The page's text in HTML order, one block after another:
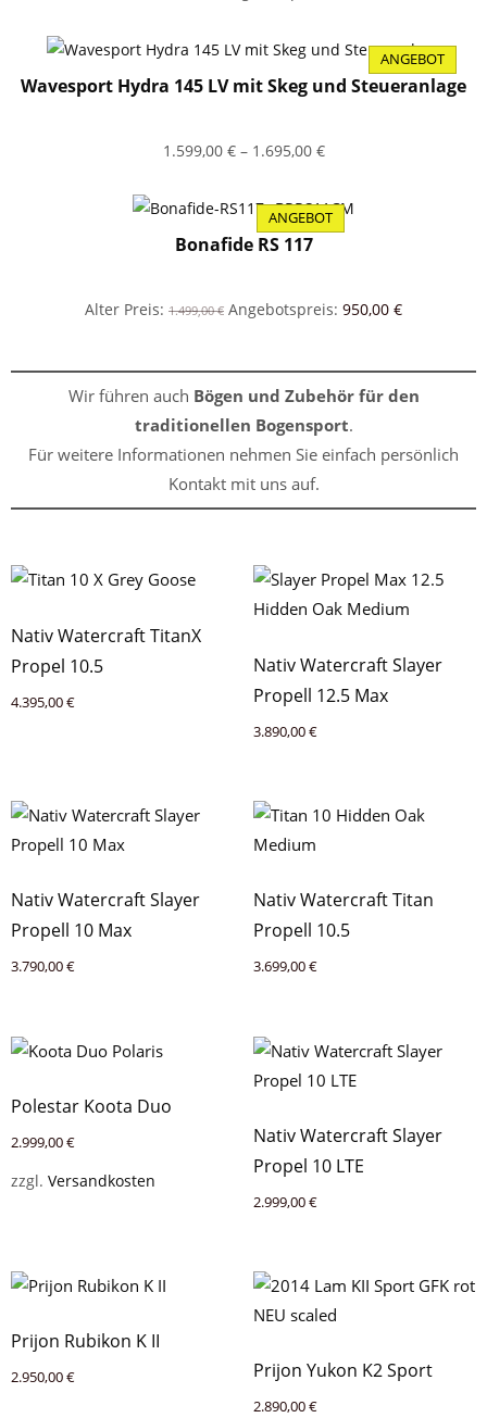
war:
ist:
1.990,00 €.
ANGEBOT
PRODUKT
IM
ANGEBOT
Wavesport Hydra 145 LV mit Skeg und Steueranlage
1.599,00 €– 1.695,00 €
ANGEBOT
PRODUKT
IM
Bonafide RS 117
Alter Preis: 1.499,00€ Ursprünglicher
1.499,00 €
Angebotspreis: 950,00 €Aktueller
950,00 €.
Wir führen auch Bögen und Zubehör für den
traditionellen Bogensport.
Für weitere Informationen nehmen Sie einfach persönlich
Kontakt mit uns auf.
Nativ Watercraft TitanX
Propel 10.5
4.395,00€
Nativ Watercraft Slayer
Propell 12.5 Max
3.890,00€
Nativ Watercraft Slayer
Propell 10 Max
3.790,00€
Nativ Watercraft Titan
Propell 10.5
3.699,00€
Polestar Koota Duo
2.999,00€
zzgl. Versandkosten
Nativ Watercraft Slayer
Propel 10 LTE
2.999,00€
Prijon Rubikon K II
2.950,00€ Prijon Yukon K2 Sport
2.890,00€